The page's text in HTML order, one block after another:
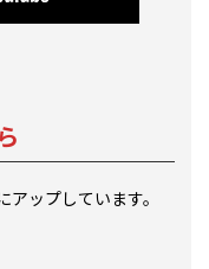
ップしています。